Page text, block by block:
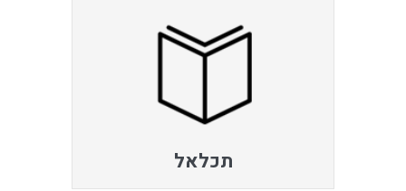
תכלאל